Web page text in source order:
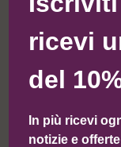
ricevi
del
In più ricevi
notizie e